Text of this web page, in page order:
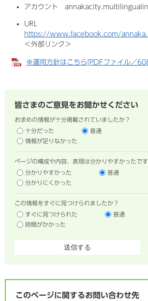
アカウント
URL
https://www.facebook.com/
＜外部リンク＞
※運用方針はこちら[PDFファイル／
皆さまのご意見をお聞かせください
お求めの情報が十分掲載されていましたか？
十分だった
普通
情報が足りなかった
ページの構成や内容、表現は分かりやすかったです
分かりやすかった
普通
分かりにくかった
この情報をすぐに見つけられましたか？
すぐに見つけられた
普通
時間がかかった
このページに関するお問い合わせ先